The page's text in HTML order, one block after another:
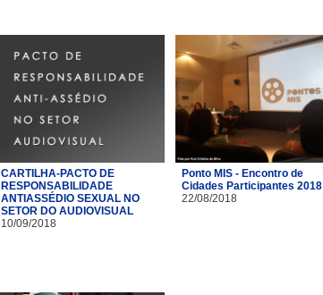
CARTILHA-PACTO DE
RESPONSABILIDADE
ANTIASSÉDIO SEXUAL NO
SETOR DO AUDIOVISUAL
10/09/2018
Ponto MIS - Encontro de
Cidades Participantes 2018
22/08/2018